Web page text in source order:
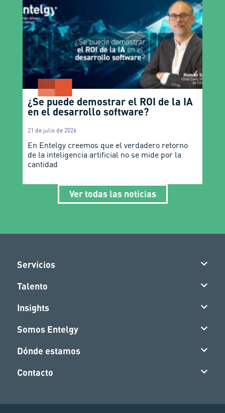
¿Se puede demostrar el ROI de la IA
en el desarrollo software?
21 de julio de 2026
En Entelgy creemos que el verdadero retorno
de la inteligencia artificial no se mide por la
cantidad
Ver todas las noticias
Servicios
Talento
Insights
Somos Entelgy
Dónde estamos
Contacto